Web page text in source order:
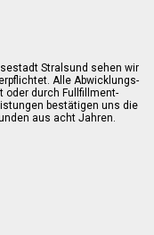
Stralsund sehen wir
Alle Abwicklungs-
oder durch Fullfillment-
bestätigen uns die
aus acht Jahren.